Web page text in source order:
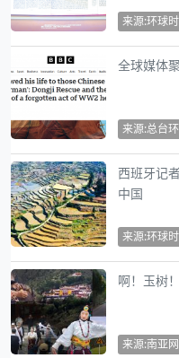
来源:环球
全球媒体
来源:总台
西班牙记
中国
来源:环球
啊！玉树
来源:南亚